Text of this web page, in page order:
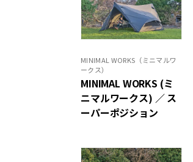
MINIMAL WORKS（ミニマルワ
ークス）
MINIMAL WORKS (ミ
ニマルワークス) ／ ス
ーパーポジション